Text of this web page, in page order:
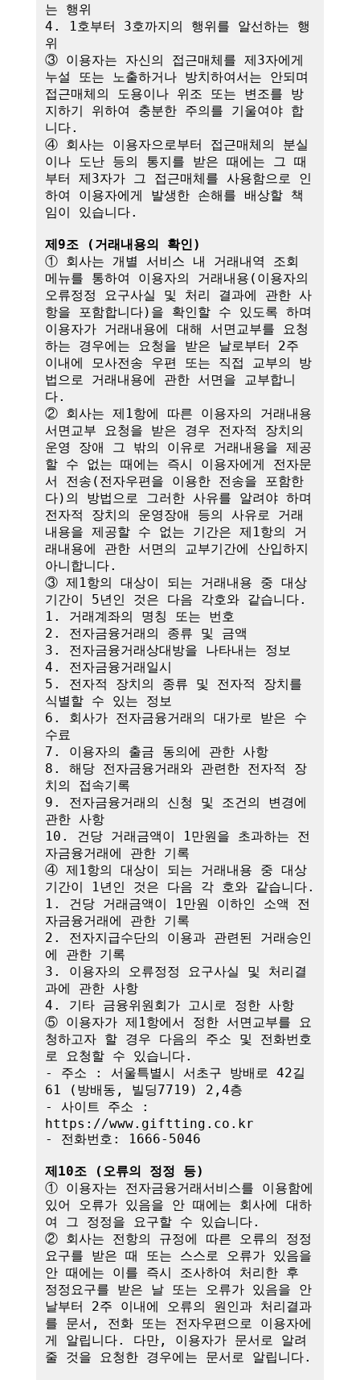
는 행위
4. 1호부터 3호까지의 행위를 알선하는 행
위
③ 이용자는 자신의 접근매체를 제3자에게
누설 또는 노출하거나 방치하여서는 안되며
접근매체의 도용이나 위조 또는 변조를 방
지하기 위하여 충분한 주의를 기울여야 합
니다.
④ 회사는 이용자으로부터 접근매체의 분실
이나 도난 등의 통지를 받은 때에는 그 때
부터 제3자가 그 접근매체를 사용함으로 인
하여 이용자에게 발생한 손해를 배상할 책
임이 있습니다.
제9조 (거래내용의 확인)
① 회사는 개별 서비스 내 거래내역 조회
메뉴를 통하여 이용자의 거래내용(이용자의
오류정정 요구사실 및 처리 결과에 관한 사
항을 포함합니다)을 확인할 수 있도록 하며
이용자가 거래내용에 대해 서면교부를 요청
하는 경우에는 요청을 받은 날로부터 2주
이내에 모사전송 우편 또는 직접 교부의 방
법으로 거래내용에 관한 서면을 교부합니
다.
② 회사는 제1항에 따른 이용자의 거래내용
서면교부 요청을 받은 경우 전자적 장치의
운영 장애 그 밖의 이유로 거래내용을 제공
할 수 없는 때에는 즉시 이용자에게 전자문
서 전송(전자우편을 이용한 전송을 포함한
다)의 방법으로 그러한 사유를 알려야 하며
전자적 장치의 운영장애 등의 사유로 거래
내용을 제공할 수 없는 기간은 제1항의 거
래내용에 관한 서면의 교부기간에 산입하지
아니합니다.
③ 제1항의 대상이 되는 거래내용 중 대상
기간이 5년인 것은 다음 각호와 같습니다.
1. 거래계좌의 명칭 또는 번호
2. 전자금융거래의 종류 및 금액
3. 전자금융거래상대방을 나타내는 정보
4. 전자금융거래일시
5. 전자적 장치의 종류 및 전자적 장치를
식별할 수 있는 정보
6. 회사가 전자금융거래의 대가로 받은 수
수료
7. 이용자의 출금 동의에 관한 사항
8. 해당 전자금융거래와 관련한 전자적 장
치의 접속기록
9. 전자금융거래의 신청 및 조건의 변경에
관한 사항
10. 건당 거래금액이 1만원을 초과하는 전
자금융거래에 관한 기록
④ 제1항의 대상이 되는 거래내용 중 대상
기간이 1년인 것은 다음 각 호와 같습니다.
1. 건당 거래금액이 1만원 이하인 소액 전
자금융거래에 관한 기록
2. 전자지급수단의 이용과 관련된 거래승인
에 관한 기록
3. 이용자의 오류정정 요구사실 및 처리결
과에 관한 사항
4. 기타 금융위원회가 고시로 정한 사항
⑤ 이용자가 제1항에서 정한 서면교부를 요
청하고자 할 경우 다음의 주소 및 전화번호
로 요청할 수 있습니다.
- 주소 : 서울특별시 서초구 방배로 42길
61 (방배동, 빌딩7719) 2,4층
- 사이트 주소 :
https://www.giftting.co.kr
- 전화번호: 1666-5046
제10조 (오류의 정정 등)
① 이용자는 전자금융거래서비스를 이용함에
있어 오류가 있음을 안 때에는 회사에 대하
여 그 정정을 요구할 수 있습니다.
② 회사는 전항의 규정에 따른 오류의 정정
요구를 받은 때 또는 스스로 오류가 있음을
안 때에는 이를 즉시 조사하여 처리한 후
정정요구를 받은 날 또는 오류가 있음을 안
날부터 2주 이내에 오류의 원인과 처리결과
를 문서, 전화 또는 전자우편으로 이용자에
게 알립니다. 다만, 이용자가 문서로 알려
줄 것을 요청한 경우에는 문서로 알립니다.